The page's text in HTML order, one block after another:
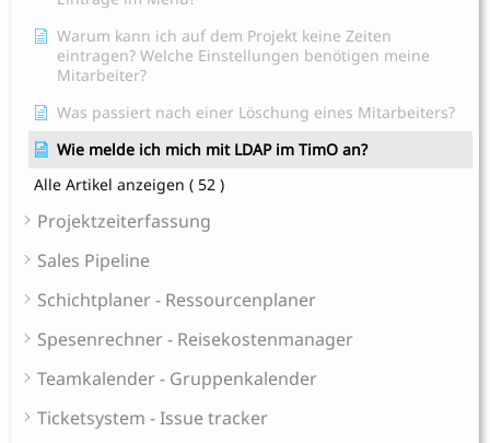
Warum kann ich auf dem Projekt keine Zeiten
eintragen? Welche Einstellungen benötigen meine
Mitarbeiter?
Was passiert nach einer Löschung eines Mitarbeiters?
Wie melde ich mich mit LDAP im TimO an?
Alle Artikel anzeigen ( 52 )
Projektzeiterfassung
Sales Pipeline
Schichtplaner - Ressourcenplaner
Spesenrechner - Reisekostenmanager
Teamkalender - Gruppenkalender
Ticketsystem - Issue tracker